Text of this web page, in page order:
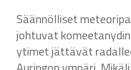
Säännölliset
johtuvat
ytimet jättävät